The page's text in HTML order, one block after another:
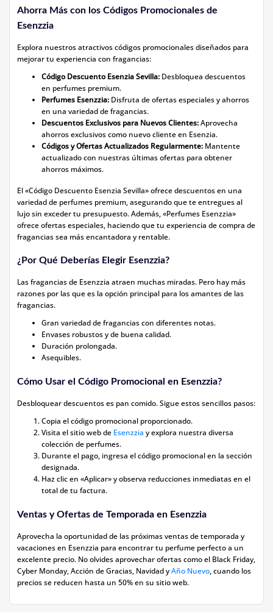
Ahorra Más con los Códigos Promocionales de
Esenzzia
Explora nuestros atractivos códigos promocionales diseñados para
mejorar tu experiencia con fragancias:
Código Descuento Esenzia Sevilla: Desbloquea descuentos
en perfumes premium.
Perfumes Esenzzia: Disfruta de ofertas especiales y ahorros
en una variedad de fragancias.
Descuentos Exclusivos para Nuevos Clientes:Aprovecha
ahorros exclusivos como nuevo cliente en Esenzia.
Códigos y Ofertas Actualizados Regularmente: Mantente
actualizado con nuestras últimas ofertas para obtener
ahorros máximos.
El «Código Descuento Esenzia Sevilla» ofrece descuentos en una
variedad de perfumes premium, asegurando que te entregues al
lujo sin exceder tu presupuesto. Además, «Perfumes Esenzzia»
ofrece ofertas especiales, haciendo que tu experiencia de compra de
fragancias sea más encantadora y rentable.
¿Por Qué Deberías Elegir Esenzzia?
Las fragancias de Esenzzia atraen muchas miradas. Pero hay más
razones por las que es la opción principal para los amantes de las
fragancias.
Gran variedad de fragancias con diferentes notas.
Envases robustos y de buena calidad.
Duración prolongada.
Asequibles.
Cómo Usar el Código Promocional en Esenzzia?
Desbloquear descuentos es pan comido. Sigue estos sencillos pasos:
Copia el código promocional proporcionado.
Visita el sitio web de Esenzzia y explora nuestra diversa
colección de perfumes.
Durante el pago, ingresa el código promocional en la sección
designada.
Haz clic en «Aplicar» y observa reducciones inmediatas en el
total de tu factura.
Ventas y Ofertas de Temporada en Esenzzia
Aprovecha la oportunidad de las próximas ventas de temporada y
vacaciones en Esenzzia para encontrar tu perfume perfecto a un
excelente precio. No olvides aprovechar ofertas como el Black Friday,
Cyber Monday, Acción de Gracias, Navidad yAño Nuevo, cuando los
precios se reducen hasta un 50% en su sitio web.